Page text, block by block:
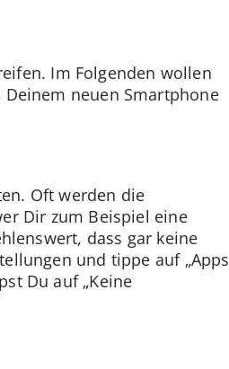
Im Folgenden wollen
neuen Smartphone
Oft werden die
Dir zum Beispiel eine
dass gar keine
und tippe auf „Apps
Du auf „Keine